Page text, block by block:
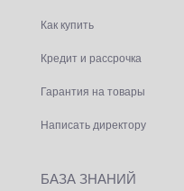
Как купить
Кредит и рассрочка
Гарантия на товары
Написать директору
БАЗА ЗНАНИЙ